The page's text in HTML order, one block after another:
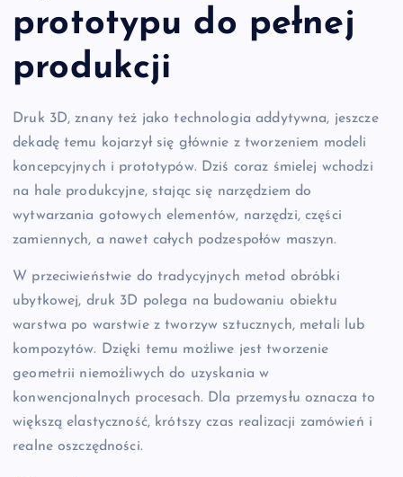
prototypu do pełnej
produkcji
Druk 3D, znany też jako technologia addytywna, jeszcze
dekadę temu kojarzył się głównie z tworzeniem modeli
koncepcyjnych i prototypów. Dziś coraz śmielej wchodzi
na hale produkcyjne, stając się narzędziem do
wytwarzania gotowych elementów, narzędzi, części
zamiennych, a nawet całych podzespołów maszyn.
W przeciwieństwie do tradycyjnych metod obróbki
ubytkowej, druk 3D polega na budowaniu obiektu
warstwa po warstwie z tworzyw sztucznych, metali lub
kompozytów. Dzięki temu możliwe jest tworzenie
geometrii niemożliwych do uzyskania w
konwencjonalnych procesach. Dla przemysłu oznacza to
większą elastyczność, krótszy czas realizacji zamówień i
realne oszczędności.